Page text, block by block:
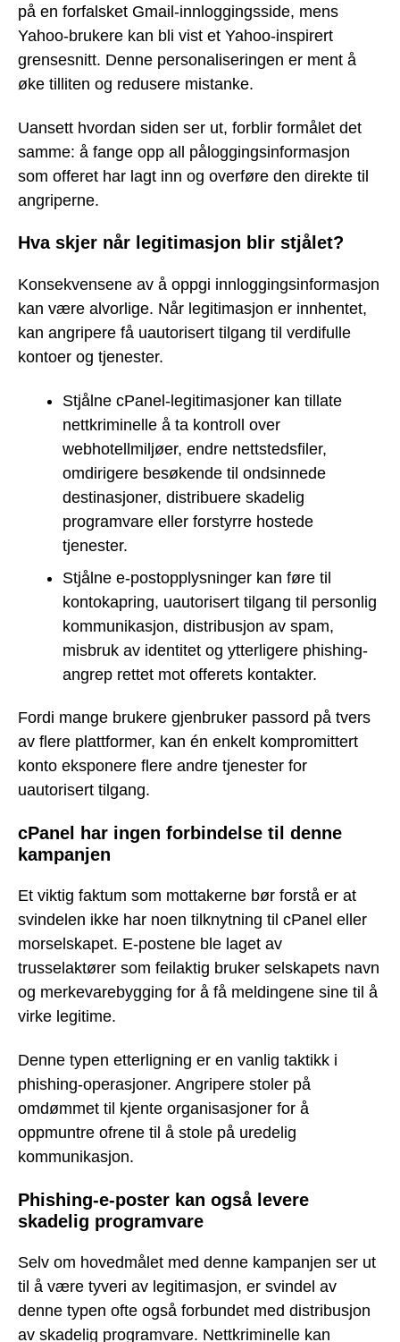
på en forfalsket Gmail-innloggingsside, mens
Yahoo-brukere kan bli vist et Yahoo-inspirert
grensesnitt. Denne personaliseringen er ment å
øke tilliten og redusere mistanke.
Uansett hvordan siden ser ut, forblir formålet det
samme: å fange opp all påloggingsinformasjon
som offeret har lagt inn og overføre den direkte til
angriperne.
Hva skjer når legitimasjon blir stjålet?
Konsekvensene av å oppgi innloggingsinformasjon
kan være alvorlige. Når legitimasjon er innhentet,
kan angripere få uautorisert tilgang til verdifulle
kontoer og tjenester.
Stjålne cPanel-legitimasjoner kan tillate
nettkriminelle å ta kontroll over
webhotellmiljøer, endre nettstedsfiler,
omdirigere besøkende til ondsinnede
destinasjoner, distribuere skadelig
programvare eller forstyrre hostede
tjenester.
Stjålne e-postopplysninger kan føre til
kontokapring, uautorisert tilgang til personlig
kommunikasjon, distribusjon av spam,
misbruk av identitet og ytterligere phishing-
angrep rettet mot offerets kontakter.
Fordi mange brukere gjenbruker passord på tvers
av flere plattformer, kan én enkelt kompromittert
konto eksponere flere andre tjenester for
uautorisert tilgang.
cPanel har ingen forbindelse til denne
kampanjen
Et viktig faktum som mottakerne bør forstå er at
svindelen ikke har noen tilknytning til cPanel eller
morselskapet. E-postene ble laget av
trusselaktører som feilaktig bruker selskapets navn
og merkevarebygging for å få meldingene sine til å
virke legitime.
Denne typen etterligning er en vanlig taktikk i
phishing-operasjoner. Angripere stoler på
omdømmet til kjente organisasjoner for å
oppmuntre ofrene til å stole på uredelig
kommunikasjon.
Phishing-e-poster kan også levere
skadelig programvare
Selv om hovedmålet med denne kampanjen ser ut
til å være tyveri av legitimasjon, er svindel av
denne typen ofte også forbundet med distribusjon
av skadelig programvare. Nettkriminelle kan